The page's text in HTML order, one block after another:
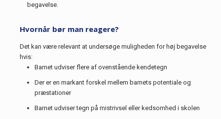
begavelse.
Hvornår bør man reagere?
Det kan være relevant at undersøge muligheden for høj begavelse
hvis:
Barnet udviser flere af ovenstående kendetegn
Der er en markant forskel mellem barnets potentiale og
præstationer
Barnet udviser tegn på mistrivsel eller kedsomhed i skolen